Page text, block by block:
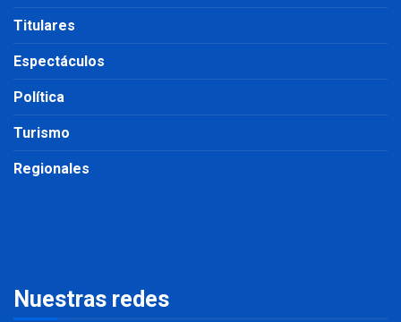
Titulares
Espectáculos
Política
Turismo
Regionales
Nuestras redes